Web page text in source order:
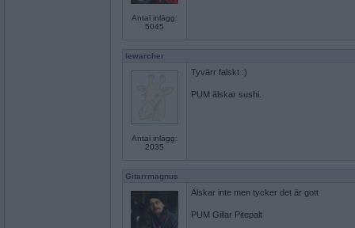
Antal inlägg:
5045
lewarcher
Antal inlägg:
2035
Tyvärr falskt :)
PUM älskar sushi.
Gitarrmagnus
Älskar inte men tycker det är gott
PUM Gillar Pitepalt